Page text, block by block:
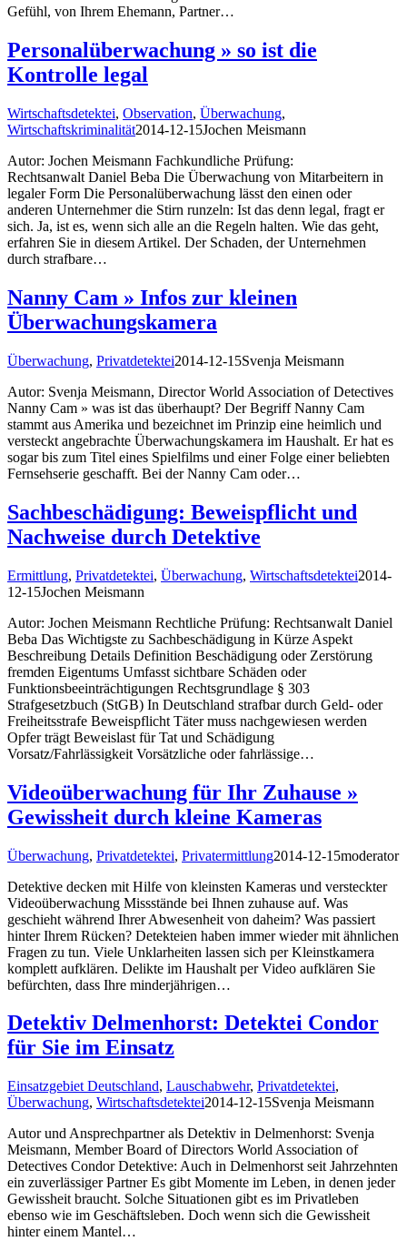
Gefühl, von Ihrem Ehemann, Partner…
Personalüberwachung » so ist die
Kontrolle legal
Wirtschaftsdetektei, Observation, Überwachung,
Wirtschaftskriminalität2014-12-15Jochen Meismann
Autor: Jochen Meismann Fachkundliche Prüfung:
Rechtsanwalt Daniel Beba Die Überwachung von Mitarbeitern in
legaler Form Die Personalüberwachung lässt den einen oder
anderen Unternehmer die Stirn runzeln: Ist das denn legal, fragt er
sich. Ja, ist es, wenn sich alle an die Regeln halten. Wie das geht,
erfahren Sie in diesem Artikel. Der Schaden, der Unternehmen
durch strafbare…
Nanny Cam » Infos zur kleinen
Überwachungskamera
Überwachung, Privatdetektei2014-12-15Svenja Meismann
Autor: Svenja Meismann, Director World Association of Detectives
Nanny Cam » was ist das überhaupt? Der Begriff Nanny Cam
stammt aus Amerika und bezeichnet im Prinzip eine heimlich und
versteckt angebrachte Überwachungskamera im Haushalt. Er hat es
sogar bis zum Titel eines Spielfilms und einer Folge einer beliebten
Fernsehserie geschafft. Bei der Nanny Cam oder…
Sachbeschädigung: Beweispflicht und
Nachweise durch Detektive
Ermittlung, Privatdetektei, Überwachung, Wirtschaftsdetektei2014-
12-15Jochen Meismann
Autor: Jochen Meismann Rechtliche Prüfung: Rechtsanwalt Daniel
Beba Das Wichtigste zu Sachbeschädigung in Kürze Aspekt
Beschreibung Details Definition Beschädigung oder Zerstörung
fremden Eigentums Umfasst sichtbare Schäden oder
Funktionsbeeinträchtigungen Rechtsgrundlage § 303
Strafgesetzbuch (StGB) In Deutschland strafbar durch Geld- oder
Freiheitsstrafe Beweispflicht Täter muss nachgewiesen werden
Opfer trägt Beweislast für Tat und Schädigung
Vorsatz/Fahrlässigkeit Vorsätzliche oder fahrlässige…
Videoüberwachung für Ihr Zuhause »
Gewissheit durch kleine Kameras
Überwachung, Privatdetektei, Privatermittlung2014-12-15moderator
Detektive decken mit Hilfe von kleinsten Kameras und versteckter
Videoüberwachung Missstände bei Ihnen zuhause auf. Was
geschieht während Ihrer Abwesenheit von daheim? Was passiert
hinter Ihrem Rücken? Detekteien haben immer wieder mit ähnlichen
Fragen zu tun. Viele Unklarheiten lassen sich per Kleinstkamera
komplett aufklären. Delikte im Haushalt per Video aufklären Sie
befürchten, dass Ihre minderjährigen…
Detektiv Delmenhorst: Detektei Condor
für Sie im Einsatz
Einsatzgebiet Deutschland, Lauschabwehr, Privatdetektei,
Überwachung, Wirtschaftsdetektei2014-12-15Svenja Meismann
Autor und Ansprechpartner als Detektiv in Delmenhorst: Svenja
Meismann, Member Board of Directors World Association of
Detectives Condor Detektive: Auch in Delmenhorst seit Jahrzehnten
ein zuverlässiger Partner Es gibt Momente im Leben, in denen jeder
Gewissheit braucht. Solche Situationen gibt es im Privatleben
ebenso wie im Geschäftsleben. Doch wenn sich die Gewissheit
hinter einem Mantel…